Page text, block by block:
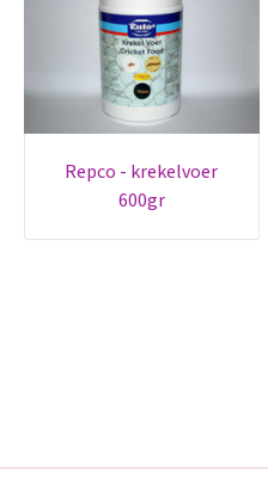
repco - krekelvoer
600gr